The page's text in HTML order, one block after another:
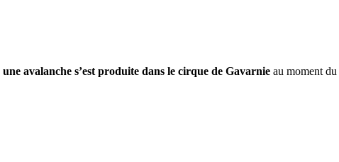
une avalanche s’est produite dans le cirque de Gavarnie au moment du